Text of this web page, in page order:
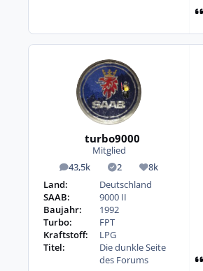
turbo9000
Mitglied
43,5k
Beiträge 2
Lösungen
8k
Reputation
Land:
Deutschland
SAAB:
9000 II
Baujahr:
1992
Turbo:
FPT
Kraftstoff:
LPG
Titel:
Die dunkle Seite
des Forums